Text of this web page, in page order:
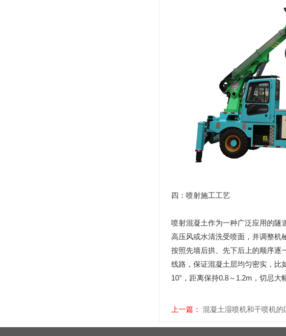
四：喷射施工工艺
喷射混凝土作为一种广泛应用的隧
高压风或水清洗受喷面，并调整
按照先墙后拱、先下后上的顺序
线路，保证混凝土层均匀密实，
10°，距离保持0.8～1.2m，切忌大
上一篇： 混凝土湿喷机和干喷机的